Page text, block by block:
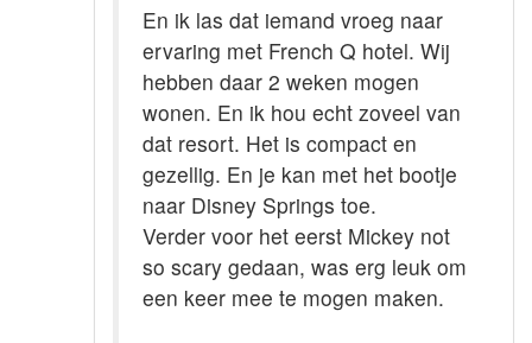
En ik las dat iemand vroeg naar
ervaring met French Q hotel. Wij
hebben daar 2 weken mogen
wonen. En ik hou echt zoveel van
dat resort. Het is compact en
gezellig. En je kan met het bootje
naar Disney Springs toe.
Verder voor het eerst Mickey not
so scary gedaan, was erg leuk om
een keer mee te mogen maken.